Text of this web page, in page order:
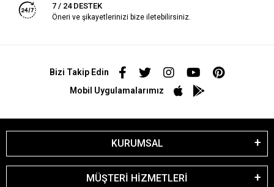
7 / 24 DESTEK
Öneri ve şikayetlerinizi bize iletebilirsiniz.
Bizi Takip Edin
Mobil Uygulamalarımız
KURUMSAL
MÜŞTERİ HİZMETLERİ